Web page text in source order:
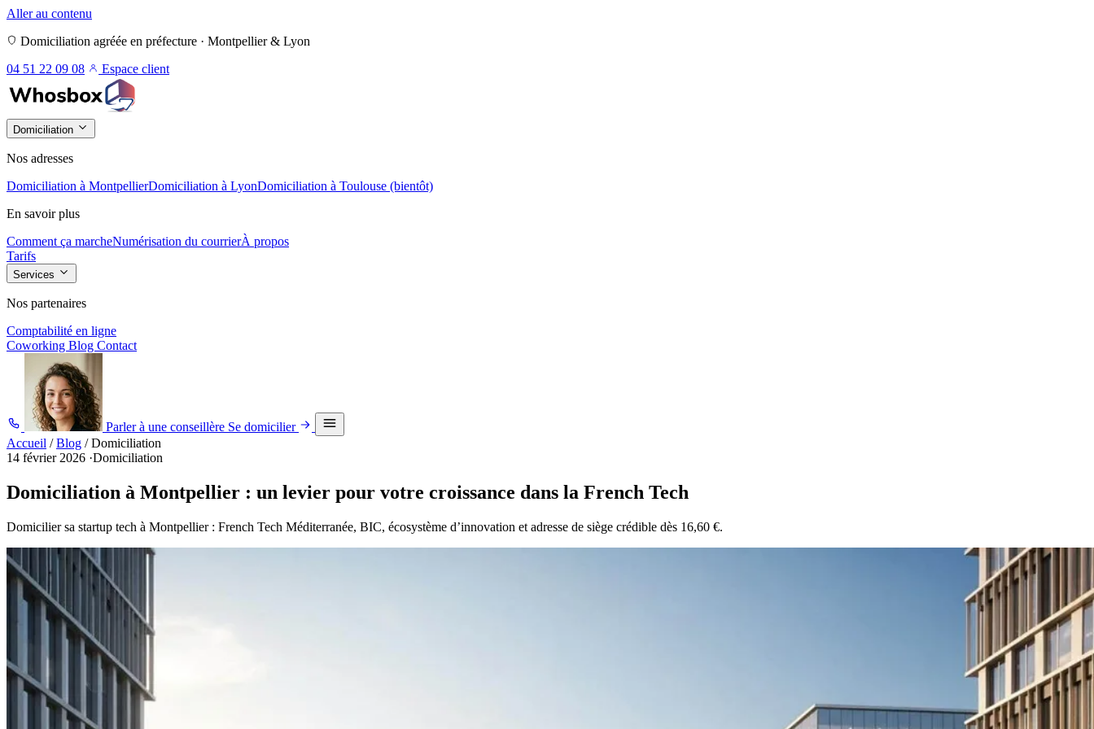
Aller au contenu
Domiciliation agréée en préfecture · Montpellier & Lyon
04 51 22 09 08
Espace client
Domiciliation
Nos adresses
Domiciliation à MontpellierDomiciliation à LyonDomiciliation à Toulouse (bientôt)
En savoir plus
Comment ça marcheNumérisation du courrierÀ propos
Tarifs
Services
Nos partenaires
Comptabilité en ligne
Coworking Blog Contact
Parler à une conseillère Se domicilier
Accueil / Blog / Domiciliation
14 février 2026 ·Domiciliation
Domiciliation à Montpellier : un levier pour votre croissance dans la French Tech
Domicilier sa startup tech à Montpellier : French Tech Méditerranée, BIC, écosystème d’innovation et adresse de siège crédible dès 16,60 €.